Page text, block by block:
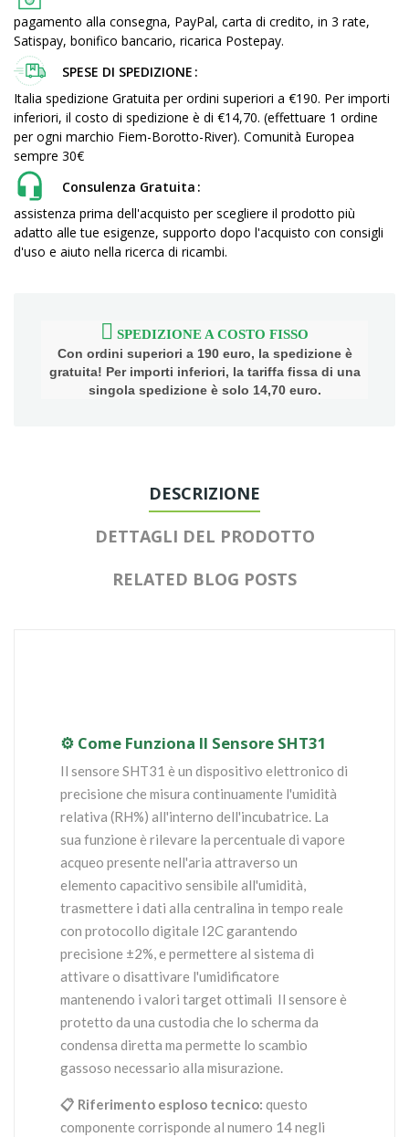
pagamento alla consegna, PayPal, carta di credito, in 3 rate,
Satispay, bonifico bancario, ricarica Postepay.
SPESE DI SPEDIZIONE
Italia spedizione Gratuita per ordini superiori a €190. Per importi
inferiori, il costo di spedizione è di €14,70. (effettuare 1 ordine
per ogni marchio Fiem-Borotto-River). Comunità Europea
sempre 30€
Consulenza Gratuita
assistenza prima dell'acquisto per scegliere il prodotto più
adatto alle tue esigenze, supporto dopo l'acquisto con consigli
d'uso e aiuto nella ricerca di ricambi.
SPEDIZIONE A COSTO FISSO
Con ordini superiori a 190 euro, la spedizione è
gratuita! Per importi inferiori, la tariffa fissa di una
singola spedizione è solo 14,70 euro.
DESCRIZIONE
DETTAGLI DEL PRODOTTO
RELATED BLOG POSTS
⚙️ Come Funziona Il Sensore SHT31
Il sensore SHT31 è un dispositivo elettronico di
precisione che misura continuamente l'umidità
relativa (RH%) all'interno dell'incubatrice. La
sua funzione è rilevare la percentuale di vapore
acqueo presente nell'aria attraverso un
elemento capacitivo sensibile all'umidità,
trasmettere i dati alla centralina in tempo reale
con protocollo digitale I2C garantendo
precisione ±2%, e permettere al sistema di
attivare o disattivare l'umidificatore
mantenendo i valori target ottimali Il sensore è
protetto da una custodia che lo scherma da
condensa diretta ma permette lo scambio
gassoso necessario alla misurazione.
📋 Riferimento esploso tecnico: questo
componente corrisponde al numero 14 negli